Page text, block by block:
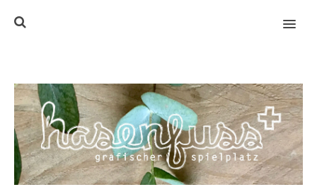
MENU